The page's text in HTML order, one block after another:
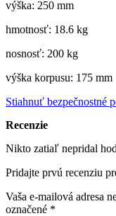
výška: 250 mm
hmotnosť: 18.6 kg
nosnosť: 200 kg
výška korpusu: 175 mm
Stiahnuť bezpečnostné
Recenzie
Nikto zatiaľ nepridal
Pridajte prvú recenziu
Vaša e-mailová adresa
označené *